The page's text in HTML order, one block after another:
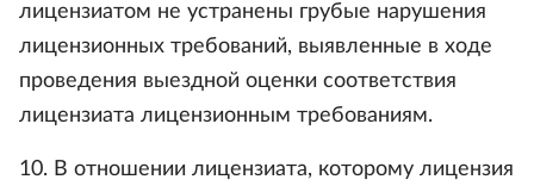
лицензиатом не устранены грубые нарушения
лицензионных требований, выявленные в ходе
проведения выездной оценки соответствия
лицензиата лицензионным требованиям.
10. В отношении лицензиата, которому лицензия